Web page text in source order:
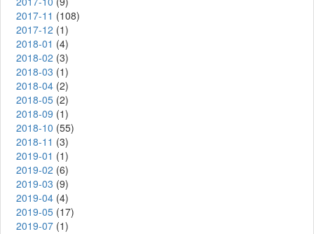
2017-11 (108)
2017-12 (1)
2018-01 (4)
2018-02 (3)
2018-03 (1)
2018-04 (2)
2018-05 (2)
2018-09 (1)
2018-10 (55)
2018-11 (3)
2019-01 (1)
2019-02 (6)
2019-03 (9)
2019-04 (4)
2019-05 (17)
2019-07 (1)